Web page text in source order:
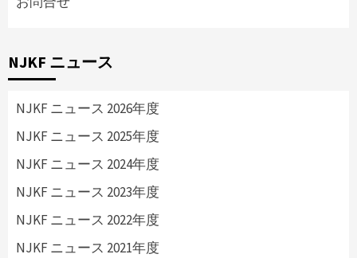
NJKF ニュース
NJKF ニュース 2026年度
NJKF ニュース 2025年度
NJKF ニュース 2024年度
NJKF ニュース 2023年度
NJKF ニュース 2022年度
NJKF ニュース 2021年度